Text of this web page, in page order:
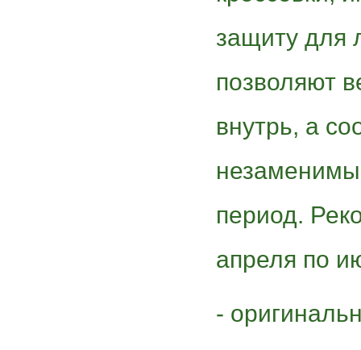
защиту для
позволяют
внутрь, а
период.
апреля по
-